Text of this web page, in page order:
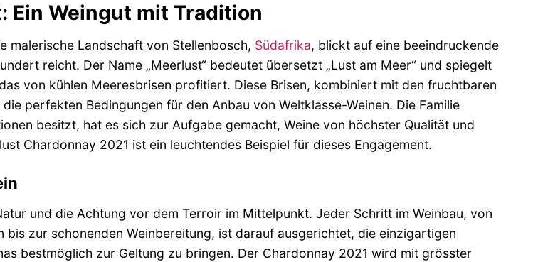
Ein Weingut mit Tradition
malerische Landschaft von Stellenbosch, Südafrika, blickt auf eine beeindruckende
reicht. Der Name „Meerlust“ bedeutet übersetzt „Lust am Meer“ und spiegelt
von kühlen Meeresbrisen profitiert. Diese Brisen, kombiniert mit den fruchtbaren
perfekten Bedingungen für den Anbau von Weltklasse-Weinen. Die Familie
besitzt, hat es sich zur Aufgabe gemacht, Weine von höchster Qualität und
Chardonnay 2021 ist ein leuchtendes Beispiel für dieses Engagement.
und die Achtung vor dem Terroir im Mittelpunkt. Jeder Schritt im Weinbau, von
zur schonenden Weinbereitung, ist darauf ausgerichtet, die einzigartigen
bestmöglich zur Geltung zu bringen. Der Chardonnay 2021 wird mit grösster